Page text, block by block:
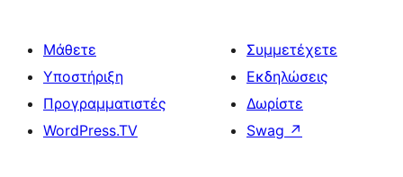
Μάθετε
Υποστήριξη
Προγραμματιστές
WordPress.TV
Συμμετέχετε
Εκδηλώσεις
Δωρίστε
Swag ↗